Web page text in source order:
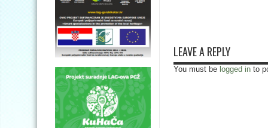
LEAVE A REPLY
You must be logged in to